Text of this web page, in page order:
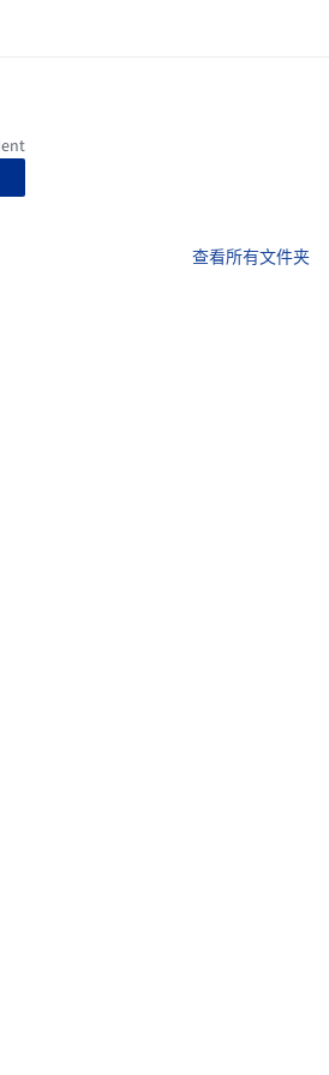
查看所有文件夹